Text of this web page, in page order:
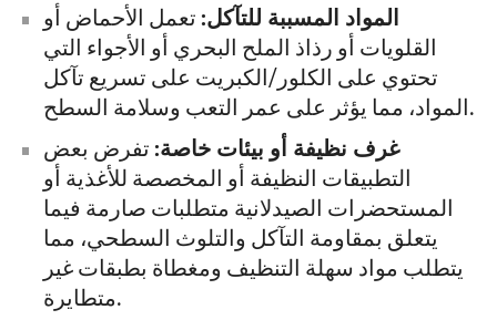
المواد المسببة للتآكل:تعمل الأحماض أو
القلويات أو رذاذ الملح البحري أو الأجواء التي
تحتوي على الكلور/الكبريت على تسريع تآكل
المواد، مما يؤثر على عمر التعب وسلامة السطح.
غرف نظيفة أو بيئات خاصة:تفرض بعض
التطبيقات النظيفة أو المخصصة للأغذية أو
المستحضرات الصيدلانية متطلبات صارمة فيما
يتعلق بمقاومة التآكل والتلوث السطحي، مما
يتطلب مواد سهلة التنظيف ومغطاة بطبقات غير
متطايرة.